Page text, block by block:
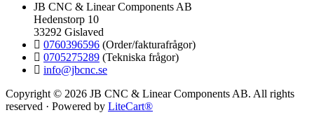
JB CNC & Linear Components AB
Hedenstorp 10
33292 Gislaved
0760396596 (Order/fakturafrågor)
0705275289 (Tekniska frågor)
info@jbcnc.se
Copyright © 2026 JB CNC & Linear Components AB. All rights
reserved · Powered by LiteCart®